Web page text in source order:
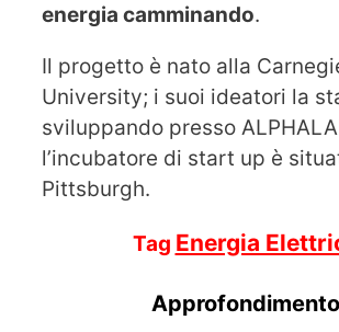
energia camminando.
Il progetto è nato alla
University; i suoi ideatori la
sviluppando presso
l’incubatore di start up è
Pittsburgh.
Tag Energia
Approfondimento